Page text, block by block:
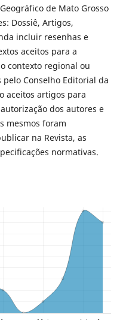
de Mato Grosso
Dossiê, Artigos,
incluir resenhas e
aceitos para a
contexto regional ou
Conselho Editorial da
aceitos artigos para
dos autores e
mesmos foram
na Revista, as
normativas.